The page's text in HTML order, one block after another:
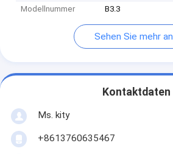
Modellnummer
B3.3
Sehen Sie mehr an
Kontaktdaten
Ms. kity
+8613760635467